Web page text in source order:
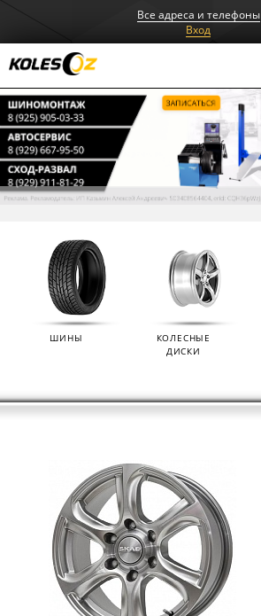
Все адреса и телефоны
Вход
ШИНЫ
КОЛЕСНЫЕ
ДИСКИ